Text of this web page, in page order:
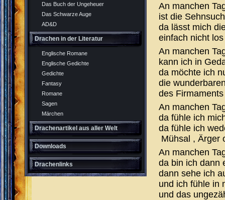
Das Buch der Ungeheuer
Das Schwarze Auge
AD&D
Drachen in der Literatur
Englische Romane
Englische Gedichte
Gedichte
Fantasy
Romane
Sagen
Märchen
Drachenartikel aus aller Welt
Downloads
Drachenlinks
An manchen
ist die
da lässt mich
einfach nicht los
An manchen
kann ich in
da möchte ich
die
des
An manchen
da fühle ich
da fühle ich
Mühsal , Ärger
An manchen
da bin ich dann
dann sehe ich
und ich fühle in
und das